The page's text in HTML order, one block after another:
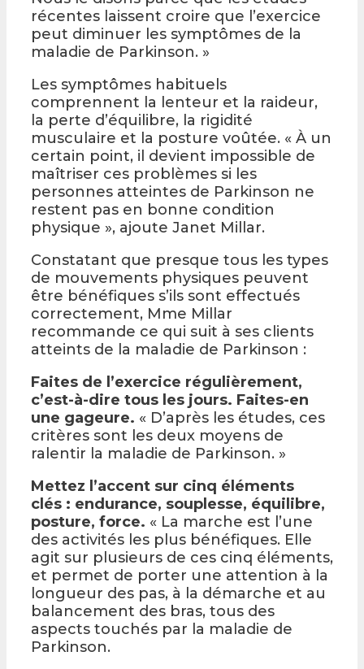
récentes laissent croire que l’exercice
peut diminuer les symptômes de la
maladie de Parkinson. »
Les symptômes habituels
comprennent la lenteur et la raideur,
la perte d’équilibre, la rigidité
musculaire et la posture voûtée. « À un
certain point, il devient impossible de
maîtriser ces problèmes si les
personnes atteintes de Parkinson ne
restent pas en bonne condition
physique », ajoute Janet Millar.
Constatant que presque tous les types
de mouvements physiques peuvent
être bénéfiques s’ils sont effectués
correctement, Mme Millar
recommande ce qui suit à ses clients
atteints de la maladie de Parkinson :
Faites de l’exercice régulièrement,
c’est-à-dire tous les jours. Faites-en
une gageure. « D’après les études, ces
critères sont les deux moyens de
ralentir la maladie de Parkinson. »
Mettez l’accent sur cinq éléments
clés : endurance, souplesse, équilibre,
posture, force. « La marche est l’une
des activités les plus bénéfiques. Elle
agit sur plusieurs de ces cinq éléments,
et permet de porter une attention à la
longueur des pas, à la démarche et au
balancement des bras, tous des
aspects touchés par la maladie de
Parkinson.